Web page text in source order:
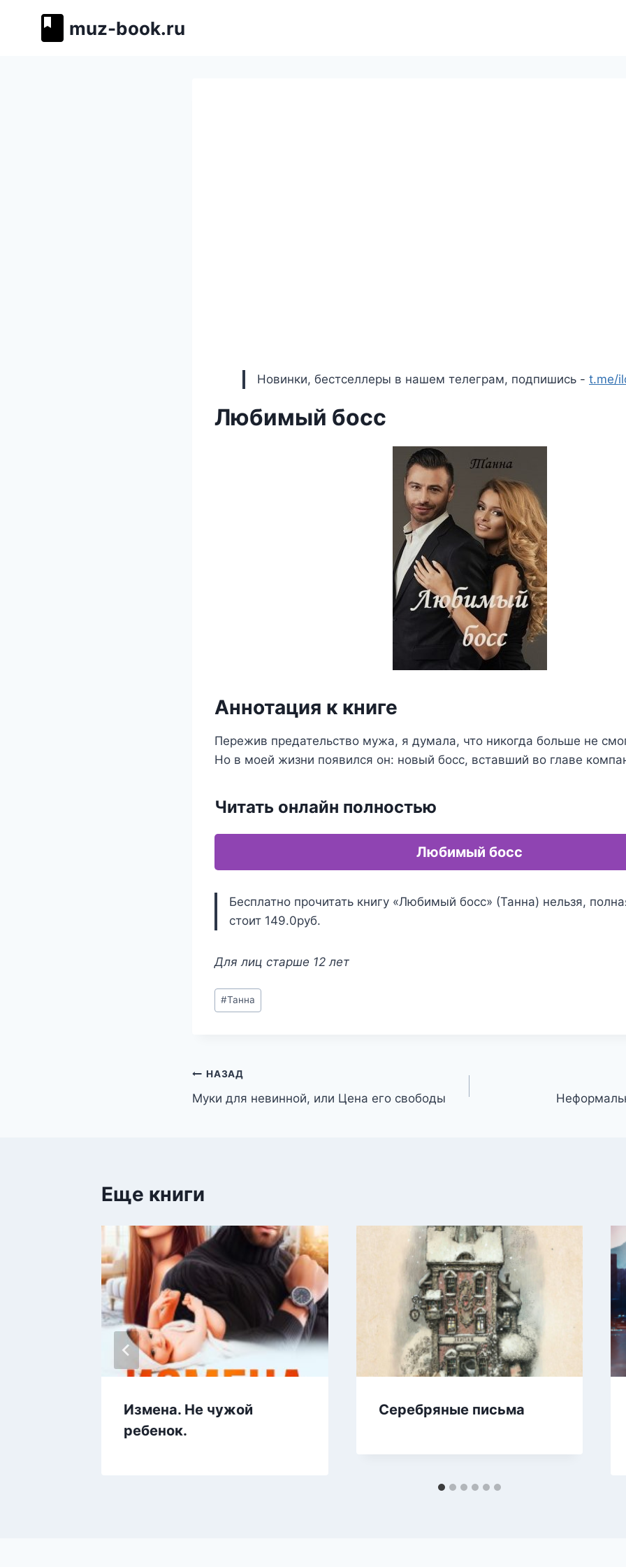
muz-book.ru
Новинки, бестселлеры в нашем телеграм, подпишись - t.me/
Любимый босс
Аннотация к книге
Пережив предательство мужа, я думала, что никогда больше не
Но в моей жизни появился он: новый босс, вставший во главе
Читать онлайн полностью
Любимый босс
Бесплатно прочитать книгу «Любимый босс» (Танна) нельзя,
стоит 149.0руб.
Для лиц старше 12 лет
Метки
записи:
#Танна
Навигация
по
НАЗАД
Муки для невинной, или Цена его свободы
Еще книги
Измена. Не чужой
ребенок.
Серебряные письма